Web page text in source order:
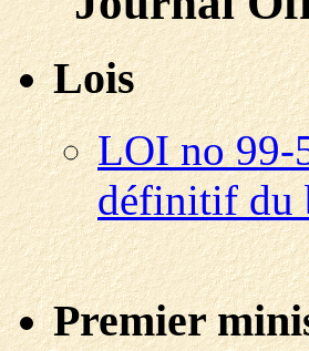
Lois
LOI no 99-
définitif du
Premier